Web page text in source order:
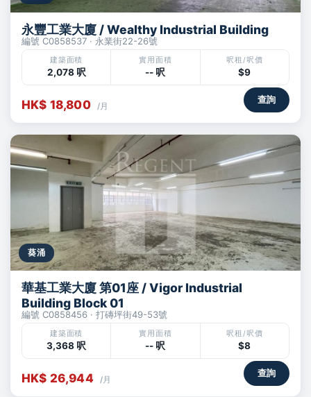
永豐工業大廈 / Wealthy Industrial Building
編號 C0858537 · 永業街22-26號
建築面積
2,078 呎
實用面積
-- 呎
呎租/呎價
$9
HK$ 18,800 /月
查詢
葵涌
華基工業大廈 第01座 / Vigor Industrial
Building Block 01
編號 C0858456 · 打磚坪街49-53號
建築面積
3,368 呎
實用面積
-- 呎
呎租/呎價
$8
HK$ 26,944 /月
查詢